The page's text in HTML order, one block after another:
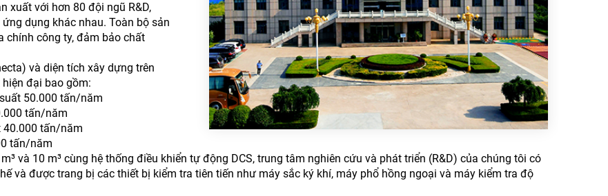
xuất với hơn 80 đội ngũ R&D,
dụng khác nhau. Toàn bộ sản
chính công ty, đảm bảo chất
và diện tích xây dựng trên
đại bao gồm:
50.000 tấn/năm
tấn/năm
40.000 tấn/năm
tấn/năm
và 10 m³ cùng hệ thống điều khiển tự động DCS, trung tâm nghiên cứu và phát triển (R&D) của chúng tôi có
và được trang bị các thiết bị kiểm tra tiên tiến như máy sắc ký khí, máy phổ hồng ngoại và máy kiểm tra độ